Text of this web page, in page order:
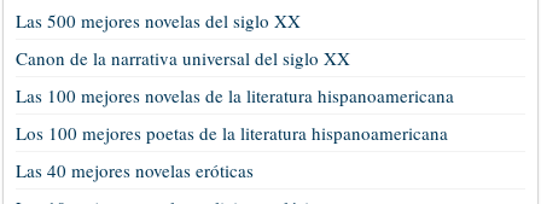
Las 500 mejores novelas del siglo XX
Canon de la narrativa universal del siglo XX
Las 100 mejores novelas de la literatura hispanoamericana
Los 100 mejores poetas de la literatura hispanoamericana
Las 40 mejores novelas eróticas